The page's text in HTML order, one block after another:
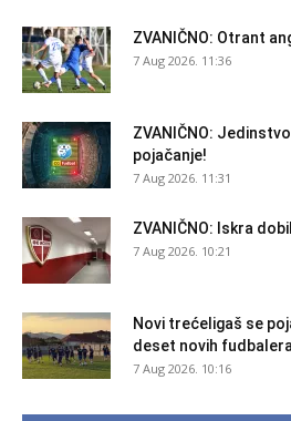
ZVANIČNO: Otrant
7 Aug 2026. 11:36
ZVANIČNO:
pojačanje!
7 Aug 2026. 11:31
ZVANIČNO: Iskra
7 Aug 2026. 10:21
Novi trećeligaš se
deset novih fudbalera
7 Aug 2026. 10:16